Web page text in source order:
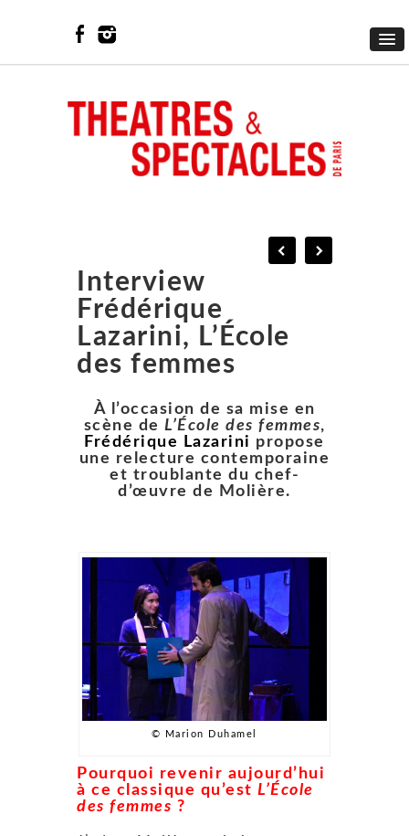
Interview
Frédérique
Lazarini, L’École
des femmes
À l’occasion de sa mise en
scène de L’École des femmes,
Frédérique Lazarini propose
une relecture contemporaine
et troublante du chef-
d’œuvre de Molière.
© Marion Duhamel
Pourquoi revenir aujourd’hui
à ce classique qu’est L’École
des femmes ?